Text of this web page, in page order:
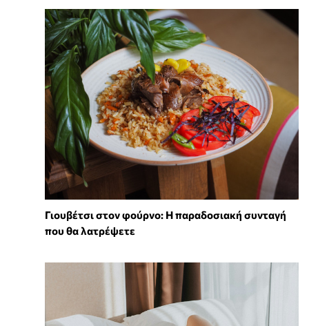
Γιουβέτσι στον φούρνο: Η παραδοσιακή συνταγή
που θα λατρέψετε